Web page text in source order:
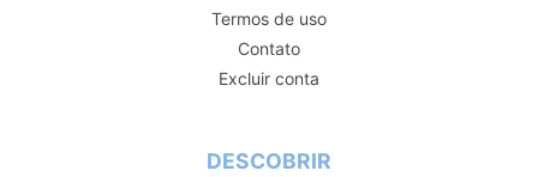
Termos de uso
Contato
Excluir conta
DESCOBRIR